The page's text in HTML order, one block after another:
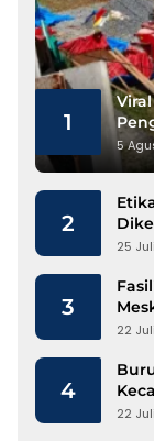
1
5
2
25
3
22
4
22